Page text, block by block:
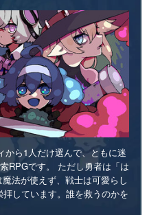
から1人だけ選んで、ともに迷
RPGです。 ただし勇者は「は
法が使えず、戦士は可愛らし
しています。誰を救うのかを